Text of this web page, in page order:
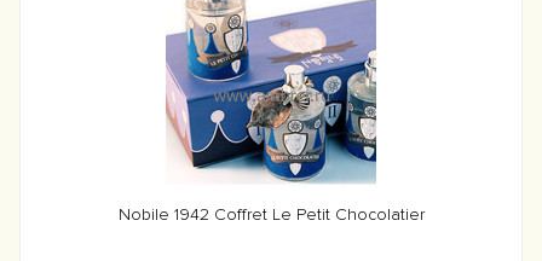
Nobile 1942 Coffret Le Petit Chocolatier